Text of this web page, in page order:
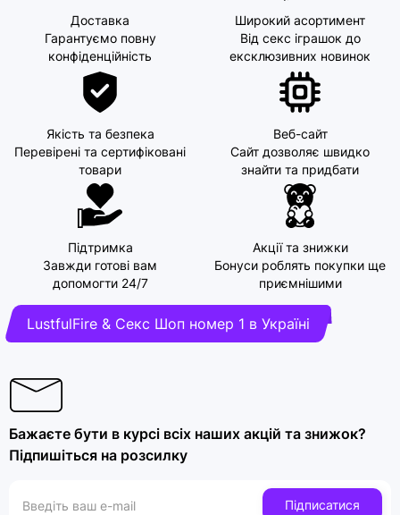
Доставка
Гарантуємо повну
конфіденційність
Широкий асортимент
Від секс іграшок до
ексклюзивних новинок
Якість та безпека
Перевірені та сертифіковані
товари
Веб-сайт
Сайт дозволяє швидко
знайти та придбати
Підтримка
Завжди готові вам
допомогти 24/7
Акції та знижки
Бонуси роблять покупки ще
приємнішими
LustfulFire & Секс Шоп номер 1 в Україні
Бажаєте бути в курсі всіх наших акцій та знижок?
Підпишіться на розсилку
Підписатися